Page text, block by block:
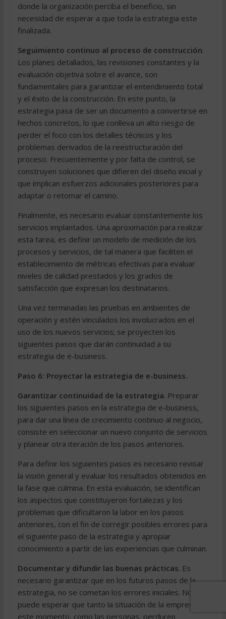
donde la organización perciba el beneficio, sin
necesidad de esperar a que toda la estrategia este
finalizada.
Seguimiento continuo al proceso de construcción.
Los planes detallados, las revisiones constantes y la
evaluación objetiva sobre el avance, son
fundamentales para garantizar el entendimiento total
y el éxito de la construcción. En este punto, la
estrategia pasa de ser un documento a convertirse en
hechos concretos, lo que conlleva un alto riesgo de
perder el foco con los detalles técnicos y los
problemas derivados de la reestructuración del
proceso. Frecuentemente y por falta de control, se
construyen soluciones que difieren del diseño inicial y
que implican esfuerzos adicionales posteriores para
adaptar o retomar el camino.
Finalmente, es necesario evaluar constantemente los
servicios implantados. Una aproximación para realizar
esta tarea, es definir un modelo de medición de los
procesos y servicios, de tal manera que faciliten el
establecimiento de métricas efectivas para evaluar
niveles de calidad prestados y los grados de
satisfacción que expresan los destinatarios.
Una vez terminadas las pruebas en ambientes de
operación y estén vinculados los involucrados en el
uso de los nuevos servicios; se proyecten los
siguientes pasos que darán continuidad a su
estrategia de e-business.
Paso 6: Proyectar la estrategia de e-business.
Garantizar continuidad de la estrategia. Preparar
los siguientes pasos en la estrategia de e-business,
para dar una línea de crecimiento continuo al negocio,
consiste en seleccionar un nuevo conjunto de servicios
y planear otra iteración de los pasos anteriores.
Para definir los siguientes pasos es necesario revisar
la visión general y evaluar los resultados obtenidos en
la fase que culmina. En esta evaluación, se identifican
los aspectos que constituyeron fortalezas y los
problemas que dificultaron la labor en los pasos
anteriores, con el fin de corregir posibles errores para
el siguiente paso de la estrategia y apropiar
conocimiento a partir de las experiencias que culminan.
Documentar y difundir las buenas prácticas. Es
necesario garantizar que en los futuros pasos de la
estrategia, no se cometan los errores iniciales. No se
puede esperar que tanto la situación de la empresa en
este momento, como las personas, perduren